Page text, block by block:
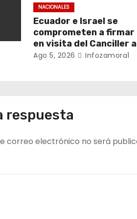
NACIONALES
Ecuador e Israel se
comprometen a firmar
en visita del Canciller a
Ago 5, 2026 Infozamora1
respuesta
correo electrónico no será